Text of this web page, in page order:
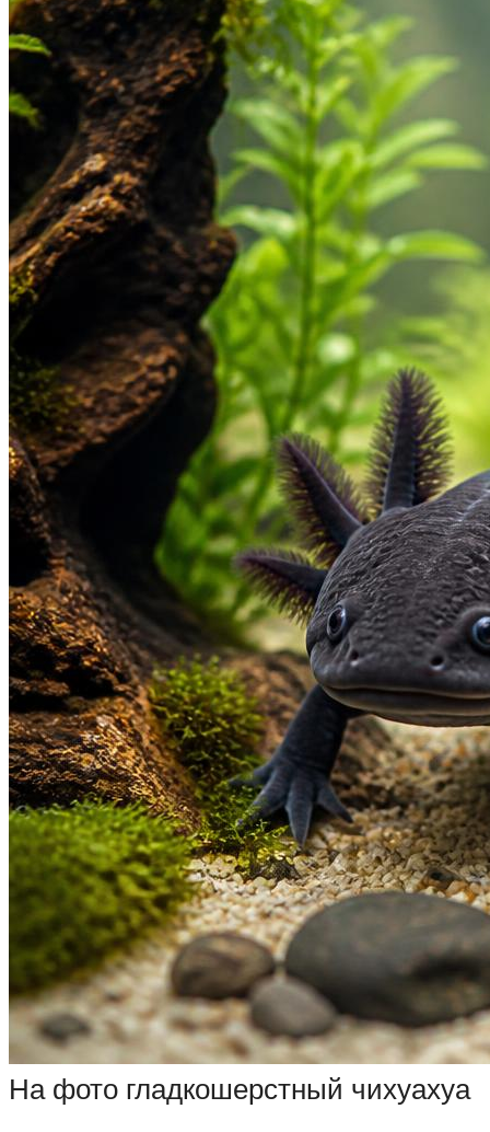
На фото гладкошерстный чихуахуа